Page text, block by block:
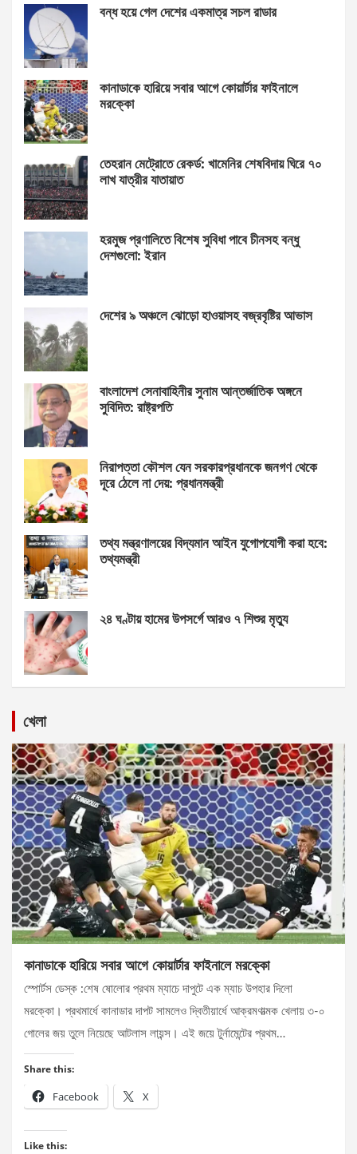
বন্ধ হয়ে গেল দেশের একমাত্র সচল রাডার
কানাডাকে হারিয়ে সবার আগে কোয়ার্টার ফাইনালে
মরক্কো
তেহরান মেট্রোতে রেকর্ড: খামেনির শেষবিদায় ঘিরে ৭০
লাখ যাত্রীর যাতায়াত
হরমুজ প্রণালিতে বিশেষ সুবিধা পাবে চীনসহ বন্ধু
দেশগুলো: ইরান
দেশের ৯ অঞ্চলে ঝোড়ো হাওয়াসহ বজ্রবৃষ্টির আভাস
বাংলাদেশ সেনাবাহিনীর সুনাম আন্তর্জাতিক অঙ্গনে
সুবিদিত: রাষ্ট্রপতি
নিরাপত্তা কৌশল যেন সরকারপ্রধানকে জনগণ থেকে
দূরে ঠেলে না দেয়: প্রধানমন্ত্রী
তথ্য মন্ত্রণালয়ের বিদ্যমান আইন যুগোপযোগী করা হবে:
তথ্যমন্ত্রী
২৪ ঘণ্টায় হামের উপসর্গে আরও ৭ শিশুর মৃত্যু
খেলা
কানাডাকে হারিয়ে সবার আগে কোয়ার্টার ফাইনালে মরক্কো
স্পোর্টস ডেস্ক :শেষ ষোলোর প্রথম ম্যাচে দাপুটে এক ম্যাচ উপহার দিলো
মরক্কো। প্রথমার্ধে কানাডার দাপট সামলেও দ্বিতীয়ার্ধে আক্রমণাত্মক খেলায় ৩-০
গোলের জয় তুলে নিয়েছে আটলাস লায়ন্স। এই জয়ে টুর্নামেন্টের প্রথম…
Share this:
Facebook X
Like this: